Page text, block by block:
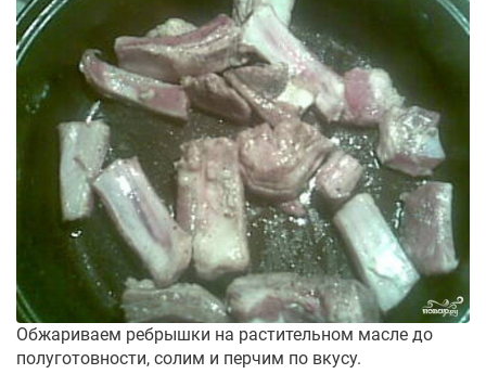
Обжариваем ребрышки на растительном масле до
полуготовности, солим и перчим по вкусу.